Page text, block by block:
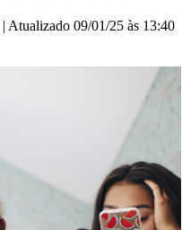
| Atualizado 09/01/25 às 13:40